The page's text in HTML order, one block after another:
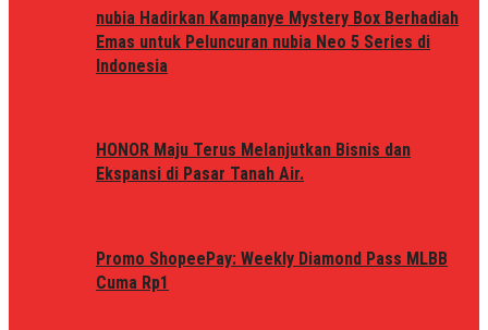
nubia Hadirkan Kampanye Mystery Box Berhadiah
Emas untuk Peluncuran nubia Neo 5 Series di
Indonesia
HONOR Maju Terus Melanjutkan Bisnis dan
Ekspansi di Pasar Tanah Air.
Promo ShopeePay: Weekly Diamond Pass MLBB
Cuma Rp1